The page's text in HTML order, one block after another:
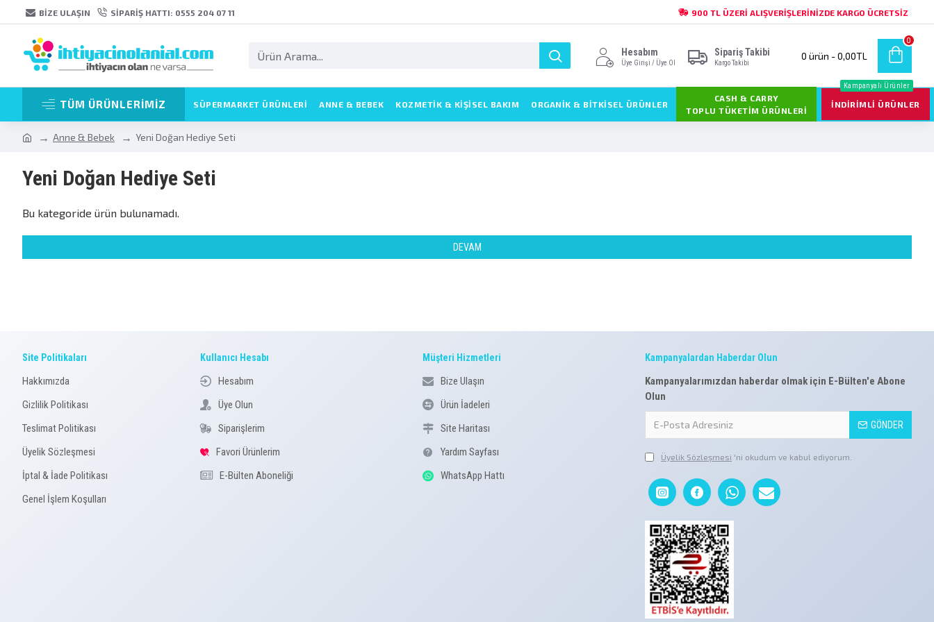
BIZE ULAŞIN SIPARIŞ HATTI: 0555 204 07 11 900 TL ÜZERI ALIŞVERIŞLERINIZDE KARGO ÜCRETSIZ
Hesabım
Üye Girişi / Üye Ol
Sipariş Takibi
Kargo Takibi
0 ürün - 0,00TL
0
TÜM ÜRÜNLERİMİZ SÜPERMARKET ÜRÜNLERI ANNE & BEBEK KOZMETIK & KIŞISEL BAKIM ORGANİK & BİTKİSEL ÜRÜNLER
CASH & CARRY
TOPLU TÜKETIM ÜRÜNLERI
İNDIRIMLI ÜRÜNLER
Kampanyalı Ürünler
Anne & Bebek Yeni Doğan Hediye Seti
Yeni Doğan Hediye Seti
Bu kategoride ürün bulunamadı.
DEVAM
Site Politikaları
Hakkımızda
Gizlilik Politikası
Teslimat Politikası
Üyelik Sözleşmesi
İptal & İade Politikası
Genel İşlem Koşulları
Kullanıcı Hesabı
Hesabım
Üye Olun
Siparişlerim
Favori Ürünlerim
E-Bülten Aboneliği
Müşteri Hizmetleri
Bize Ulaşın
Ürün İadeleri
Site Haritası
Yardım Sayfası
WhatsApp Hattı
Kampanyalardan Haberdar Olun
Kampanyalarımızdan haberdar olmak için E-Bülten'e Abone
Olun
GÖNDER
Üyelik Sözleşmesi 'ni okudum ve kabul ediyorum.